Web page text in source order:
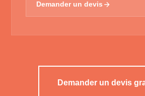
Demander un devis
Demander un devis